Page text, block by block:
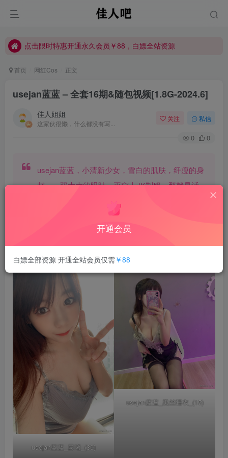
点击限时特惠开通永久会员￥88，白嫖全站资源
点击限时特惠开通永久会员￥88，白嫖全站资源
首页 网红Cos 正文
usejan蓝蓝 – 全套16期&随包视频[1.8G-2024.6]
佳人姐姐
这家伙很懒，什么都没有写...
关注 私信
0 0
usejan蓝蓝，小清新少女，雪白的肌肤，纤瘦的身
材，一双大大的眼睛，再穿上JK制服，那就是活
合集目录在预览图下面
usejan蓝蓝_晨曦_(30)
usejan蓝蓝_黑丝睡衣_(15)
开通会员
白嫖全部资源 开通全站会员仅需￥88